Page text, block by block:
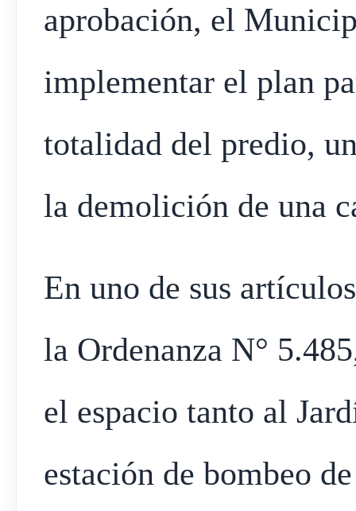
aprobación, el
implementar el plan
totalidad del predio,
la demolición de una
En uno de sus
la Ordenanza N°
el espacio tanto al
estación de bombeo